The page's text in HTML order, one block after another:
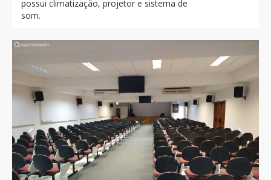
possui climatização, projetor e sistema de
som.
Previous